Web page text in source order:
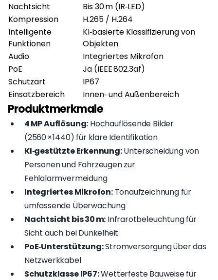
Nachtsicht
Bis 30 m (IR‑LED)
Kompression
H.265 / H.264
Intelligente
Funktionen
KI‑basierte Klassifizierung von
Objekten
Audio
Integriertes Mikrofon
PoE
Ja (IEEE 802.3af)
Schutzart
IP67
Einsatzbereich
Innen‑ und Außenbereich
Produktmerkmale
4 MP Auflösung: Hochauflösende Bilder
(2560 × 1440) für klare Identifikation
KI‑gestützte Erkennung:Unterscheidung von
Personen und Fahrzeugen zur
Fehlalarmvermeidung
Integriertes Mikrofon:Tonaufzeichnung für
umfassende Überwachung
Nachtsicht bis 30 m: Infrarotbeleuchtung für
Sicht auch bei Dunkelheit
PoE‑Unterstützung:Stromversorgung über das
Netzwerkkabel
Schutzklasse IP67:Wetterfeste Bauweise für